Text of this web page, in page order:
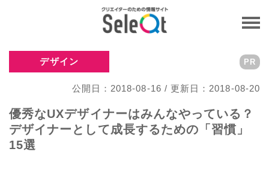
デザイン
公開日：2018-08-16 / 更新日：2018-08-20
PR
優秀なUXデザイナーはみんなやっている？
デザイナーとして成長するための「習慣」
15選